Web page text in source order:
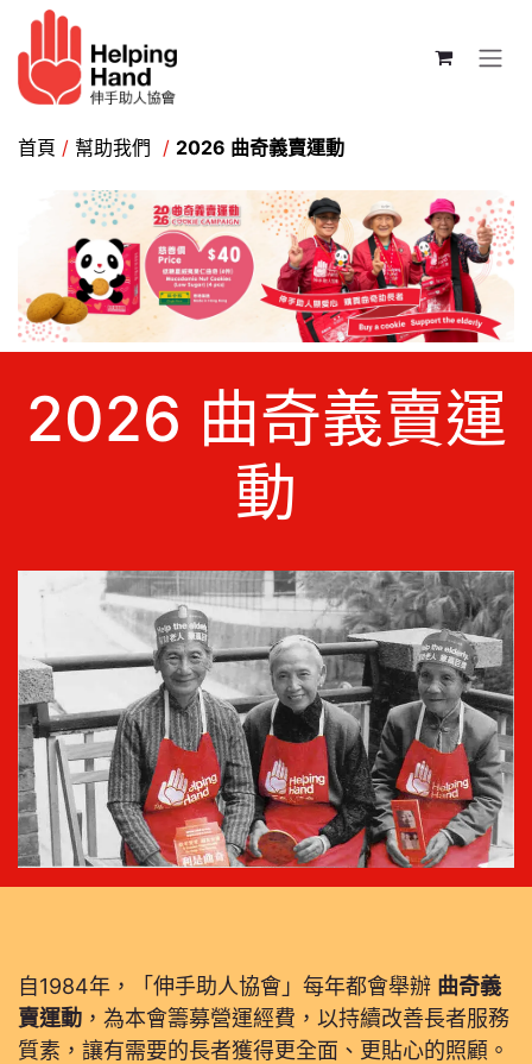
跳至內容
首頁 / 幫助我們 / 2026 曲奇義賣運動
2026 曲奇義賣運
動
自1984年，「伸手助人協會」每年都會舉辦 曲奇義
賣運動 ，為本會籌募營運經費，以持續改善長者服務
質素，讓有需要的長者獲得更全面、更貼心的照顧。